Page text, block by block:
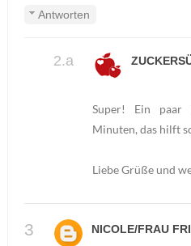
Antworten
Super! Ein
Minuten, das hilft
Liebe Grüße und
NICOLE/FRAU